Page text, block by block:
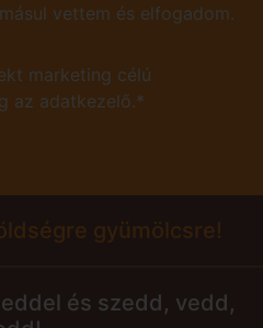
vettem és elfogadom.
marketing célú
az adatkezelő.*
gyümölcsre!
és szedd, vedd,